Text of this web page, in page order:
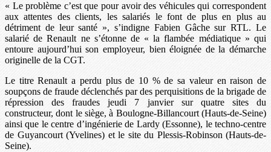
« Le problème c’est que pour avoir des véhicules qui correspondent
aux attentes des clients, les salariés le font de plus en plus au
détriment de leur santé », s’indigne Fabien Gâche sur RTL. Le
salarié de Renault ne s’étonne de « la flambée médiatique » qui
entoure aujourd’hui son employeur, bien éloignée de la démarche
originelle de la CGT.
Le titre Renault a perdu plus de 10 % de sa valeur en raison de
soupçons de fraude déclenchés par des perquisitions de la brigade de
répression des fraudes jeudi 7 janvier sur quatre sites du
constructeur, dont le siège, à Boulogne-Billancourt (Hauts-de-Seine)
ainsi que le centre d’ingénierie de Lardy (Essonne), le techno-centre
de Guyancourt (Yvelines) et le site du Plessis-Robinson (Hauts-de-
Seine).